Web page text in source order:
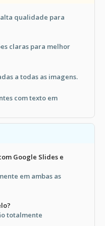
qualidade para
claras para melhor
a todas as imagens.
com texto em
Google Slides e
em ambas as
totalmente